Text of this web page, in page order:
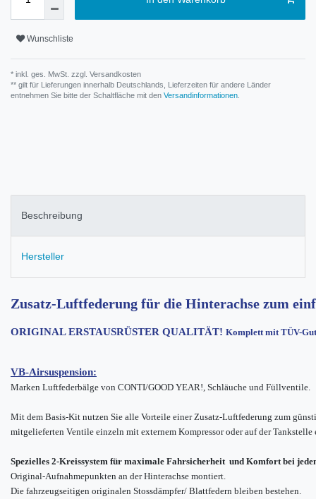
Wunschliste
* inkl. ges. MwSt. zzgl. Versandkosten
** gilt für Lieferungen innerhalb Deutschlands, Lieferzeiten für andere Länder
entnehmen Sie bitte der Schaltfläche mit den Versandinformationen
Beschreibung
Hersteller
Zusatz-Luftfederung für die Hinterachse zum
ORIGINAL ERSTAUSRÜSTER QUALITÄT! Komplett mit TÜV-
VB-Airsuspension:
Marken Luftfederbälge von CONTI/GOOD YEAR!, Schläuche und Füllventile.
Mit dem Basis-Kit nutzen Sie alle Vorteile einer Zusatz-Luftfederung zum
mitgelieferten Ventile einzeln mit externem Kompressor oder auf der Tankstelle
Spezielles 2-Kreissystem für maximale Fahrsicherheit und Komfort bei
Original-Aufnahmepunkten an der Hinterachse montiert.
Die fahrzeugseitigen originalen Stossdämpfer/ Blattfedern bleiben bestehen.